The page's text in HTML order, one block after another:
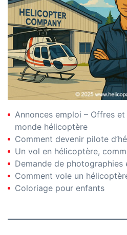
Annonces emploi – Offres
monde hélicoptère
Comment devenir pilote
Un vol en hélicoptère,
Demande de photographies
Comment vole un
Coloriage pour enfants